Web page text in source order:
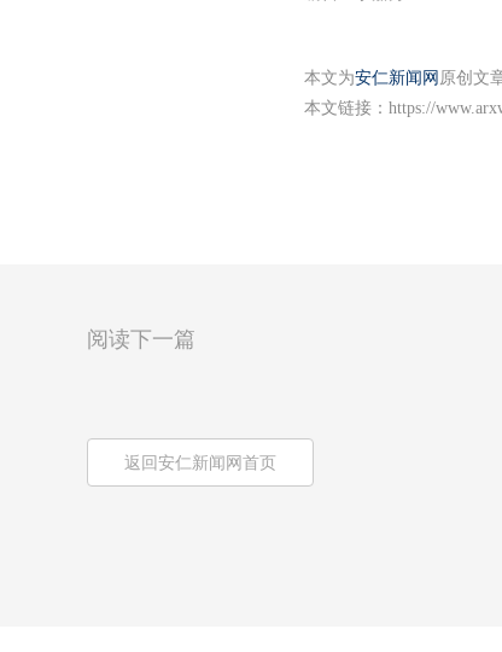
本文为安仁新闻网 原创文
本文链接： https://
阅读下一篇
返回安仁新闻网首页